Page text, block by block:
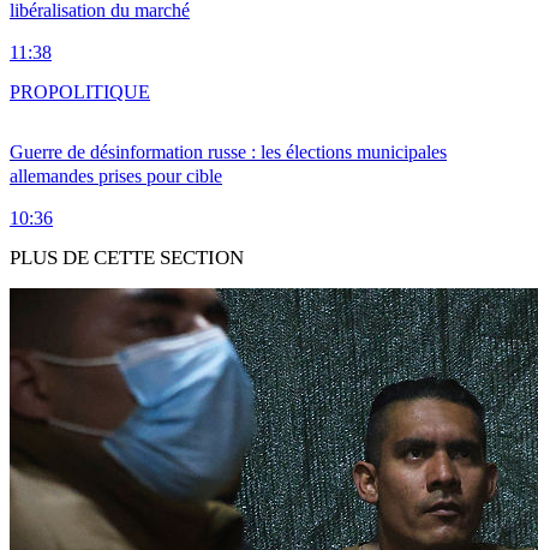
libéralisation du marché
11:38
Guerre de désinformation russe : les élections municipales
allemandes prises pour cible
10:36
PROPOLITIQUE
PLUS DE CETTE SECTION